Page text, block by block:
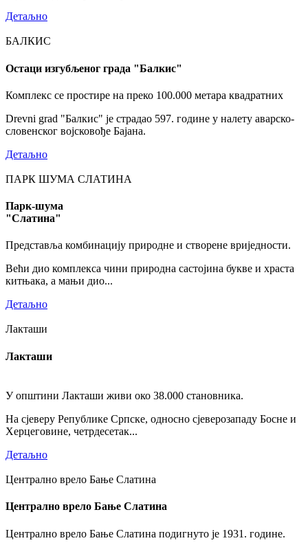
Детаљно
БАЛКИС
Остаци изгубљеног града "Балкис"
Комплекс се простире на преко 100.000 метара квадратних
Drevni grad "Балкис" је страдао 597. године у налету аварско-
словенског војсковође Бајана.
Детаљно
ПАРК ШУМА СЛАТИНА
Парк-шума
"Слатина"
Представља комбинацију природне и створене вриједности.
Већи дио комплекса чини природна састојина букве и храста
китњака, а мањи дио...
Детаљно
Лакташи
Лакташи
У општини Лакташи живи око 38.000 становника.
На сјеверу Републике Српске, односно сјеверозападу Босне и
Херцеговине, четрдесетак...
Детаљно
Централно врело Бање Слатина
Централно врело Бање Слатина
Централно врело Бање Слатина подигнуто је 1931. године.